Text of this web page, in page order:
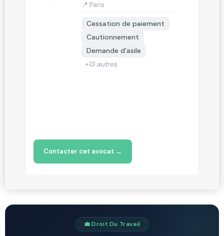
📍 Paris
Cessation de paiement
Cautionnement
Demande d’asile
+13 autres
Contacter cet avocat →
💼 Droit Du Travail